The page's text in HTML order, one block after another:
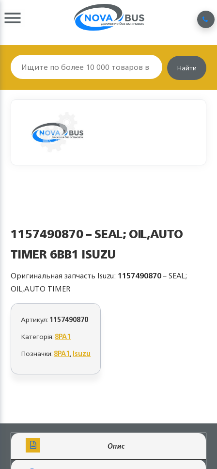
Найти
1157490870 – SEAL; OIL,AUTO
TIMER 6BB1 ISUZU
Оригинальная запчасть Isuzu: 1157490870– SEAL;
OIL,AUTO TIMER
Артикул:1157490870
Категорія:8PA1
Позначки:8PA1,Isuzu
Опис